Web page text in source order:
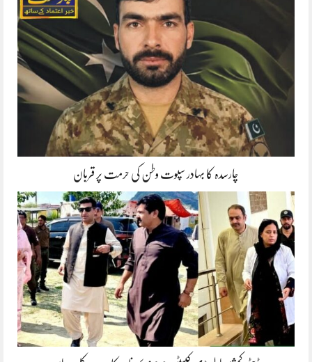
چارسدہ کا بہادر سپوت وطن کی حرمت پر قربان